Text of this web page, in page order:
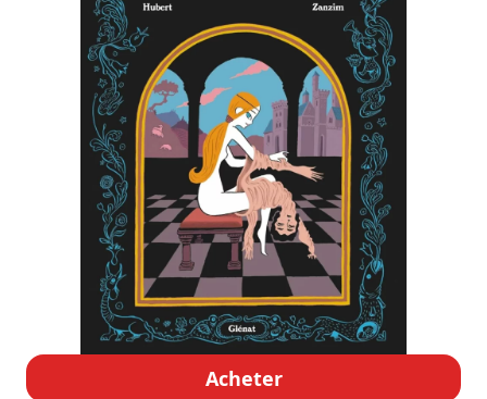
Acheter
Livres les plus recommandés
Prix littéraires